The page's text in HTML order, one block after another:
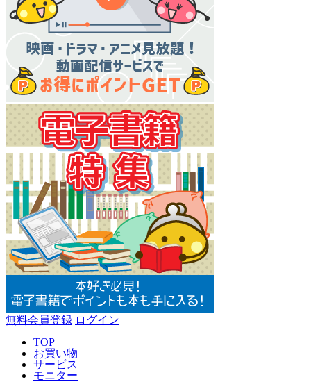
無料会員登録 ログイン
TOP
お買い物
サービス
モニター